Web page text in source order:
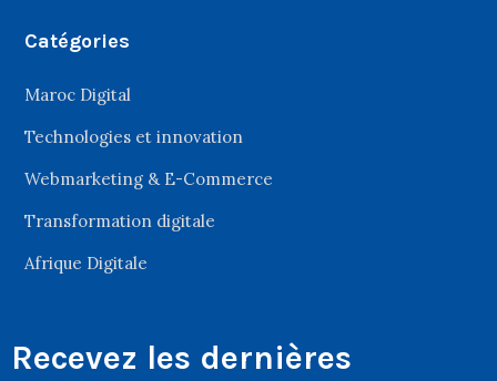
Catégories
Maroc Digital
Technologies et innovation
Webmarketing & E-Commerce
Transformation digitale
Afrique Digitale
Recevez les dernières